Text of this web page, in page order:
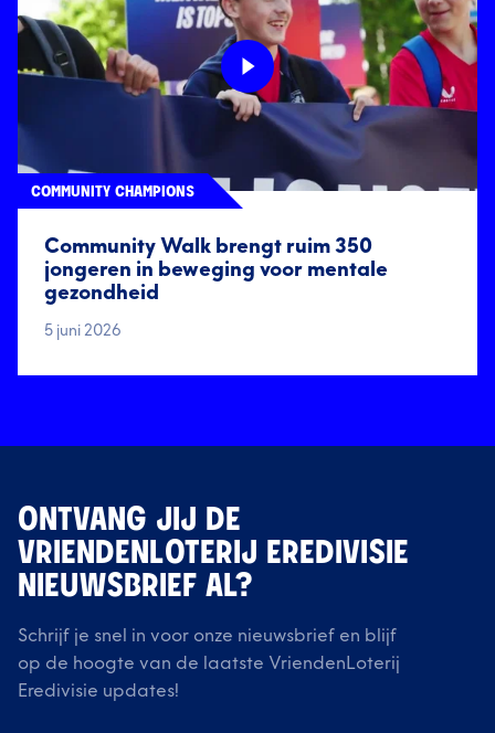
COMMUNITY CHAMPIONS
Community Walk brengt ruim 350
jongeren in beweging voor mentale
gezondheid
5 juni 2026
ONTVANG JIJ DE
VRIENDENLOTERIJ EREDIVISIE
NIEUWSBRIEF AL?
Schrijf je snel in voor onze nieuwsbrief en blijf
op de hoogte van de laatste VriendenLoterij
Eredivisie updates!